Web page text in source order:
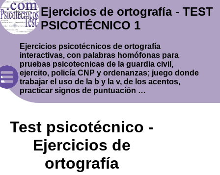
Ejercicios de ortografía - TEST
PSICOTÉCNICO 1
Ejercicios psicotécnicos de ortografía
interactivas, con palabras homófonas para
pruebas psicotecnicas de la guardia civil,
ejercito, policía CNP y ordenanzas; juego donde
trabajar el uso de la b y la v, de los acentos,
practicar signos de puntuación …
Test psicotécnico -
Ejercicios de
ortografía